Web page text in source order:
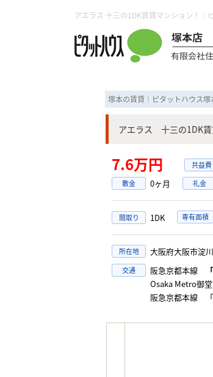
アエラス 十三の1DK賃貸マンション！｜
塚本の賃貸｜ピタットハウス塚
アエラス 十三の1DK賃
7.6万円
敷金 0ヶ月 礼金
間取り 1DK 専有面積
所在地 大阪府大阪市淀
交通 阪急京都本線
Osaka Metro御
阪急京都本線